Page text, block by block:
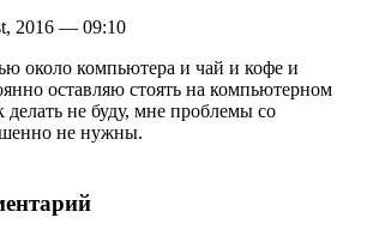
2016 — 09:10
около компьютера и чай и кофе и
оставляю стоять на компьютерном
делать не буду, мне проблемы со
не нужны.